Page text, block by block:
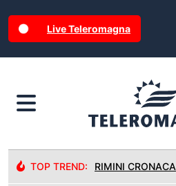
Live Teleromagna
TOP TREND: RIMINI CRONACA